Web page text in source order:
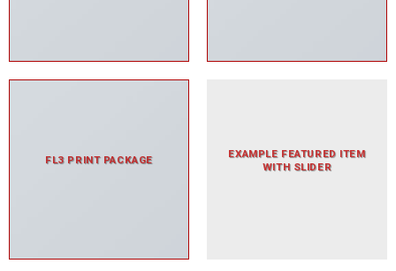
FL3 PRINT PACKAGE
EXAMPLE FEATURED ITEM
WITH SLIDER